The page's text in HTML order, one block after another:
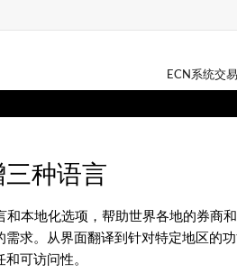
ECN系统交
种语言
和本地化选项，帮助世界各地的券商
求。从界面翻译到针对特定地区的
可访问性。